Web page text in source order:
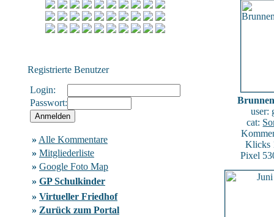
Registrierte Benutzer
Login:
Passwort:
» Alle Kommentare
» Mitgliederliste
» Google Foto Map
» GP Schulkinder
» Virtueller Friedhof
» Zurück zum Portal
user:
cat:
Klicks
Pixel